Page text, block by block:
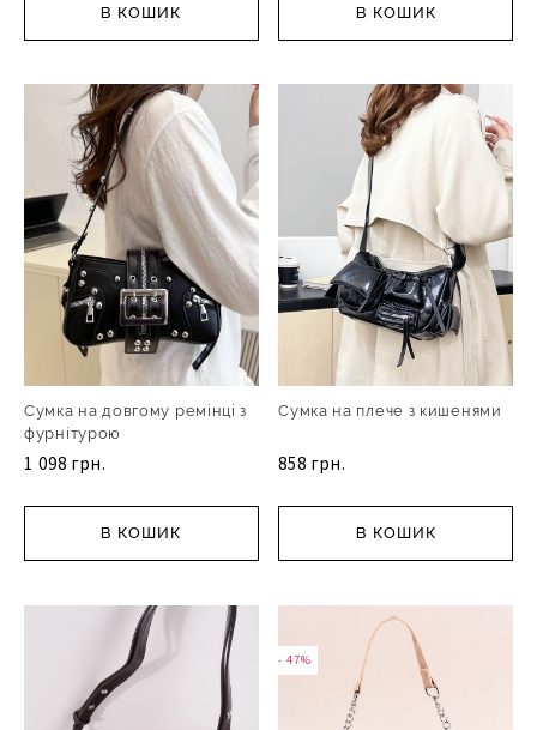
В КОШИК В КОШИК
Сумка на довгому ремінці з
фурнітурою
1 098 грн.
В КОШИК
Сумка на плече з кишенями
858 грн.
В КОШИК
- 47%